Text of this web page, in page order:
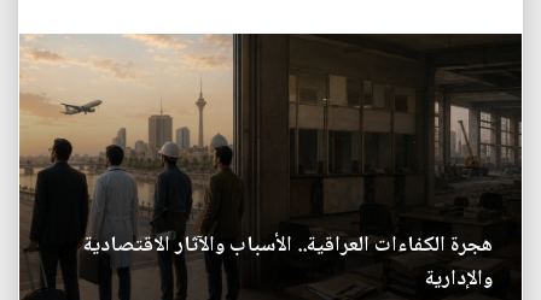
هجرة الكفاءات العراقية.. الأسباب والآثار الاقتصادية
والإدارية